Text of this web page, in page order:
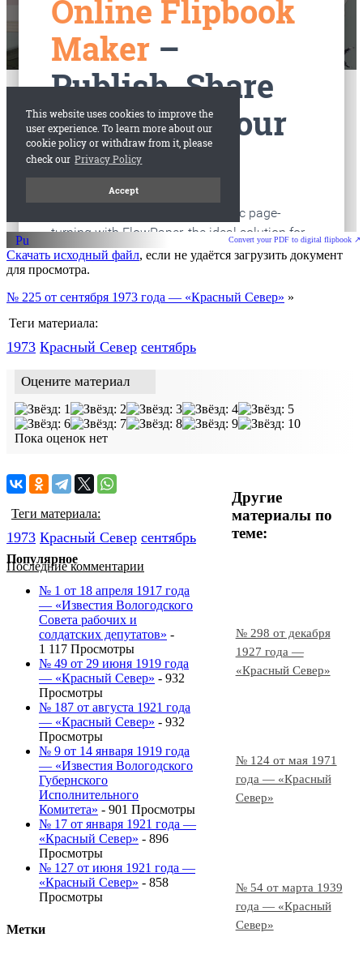
старые газеты
Convert your PDF to digital flipbook ↗
Скачать исходный файл, если не удаётся загрузить документ
для просмотра.
№ 225 от сентября 1973 года — «Красный Север» »
Теги материала:
1973 Красный Cевер сентябрь
Оцените материал
Пока оценок нет
Другие
материалы по
теме:
№ 298 от декабря
1927 года —
«Красный Север»
№ 124 от мая 1971
года — «Красный
Север»
№ 54 от марта 1939
года — «Красный
Север»
Теги материала:
1973 Красный Cевер сентябрь
Последние комментарии
Популярное
№ 1 от 18 апреля 1917 года
— «Известия Вологодского
Совета рабочих и
солдатских депутатов» -
1 117 Просмотры
№ 49 от 29 июня 1919 года
— «Красный Север» - 932
Просмотры
№ 187 от августа 1921 года
— «Красный Север» - 932
Просмотры
№ 9 от 14 января 1919 года
— «Известия Вологодского
Губернского
Исполнительного
Комитета» - 901 Просмотры
№ 17 от января 1921 года —
«Красный Север» - 896
Просмотры
№ 127 от июня 1921 года —
«Красный Север» - 858
Просмотры
Метки